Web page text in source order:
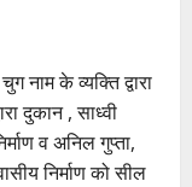
नाम के व्यक्ति द्वारा
दुकान , साध्वी
व अनिल गुप्ता,
निर्माण को सील